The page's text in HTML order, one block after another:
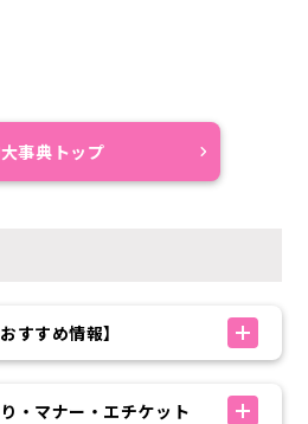
事典トップ
すすめ情報】
・マナー・エチケット